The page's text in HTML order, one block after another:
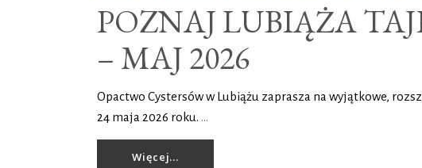
POZNAJ LUBIĄŻA
– MAJ 2026
Opactwo Cystersów w Lubiążu zaprasza na wyjątkowe,
24 maja 2026 roku.
Więcej...